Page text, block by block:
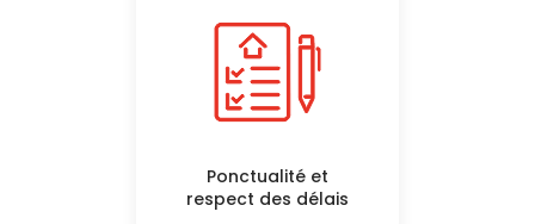
Ponctualité et
respect des délais